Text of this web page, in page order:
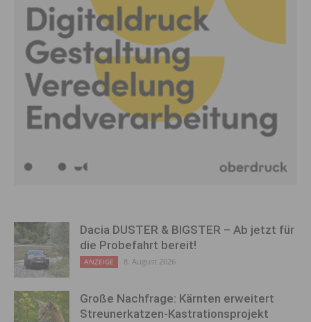
Dacia DUSTER & BIGSTER – Ab jetzt für
die Probefahrt bereit!
ANZEIGE 8. August 2026
Große Nachfrage: Kärnten erweitert
Streunerkatzen-Kastrationsprojekt